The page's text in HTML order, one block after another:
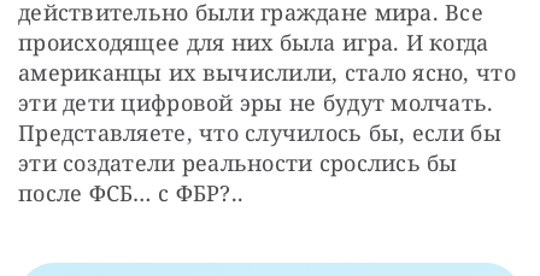
действительно были граждане мира. Все
происходящее для них была игра. И когда
американцы их вычислили, стало ясно, что
эти дети цифровой эры не будут молчать.
Представляете, что случилось бы, если бы
эти создатели реальности срослись бы
после ФСБ… с ФБР?..